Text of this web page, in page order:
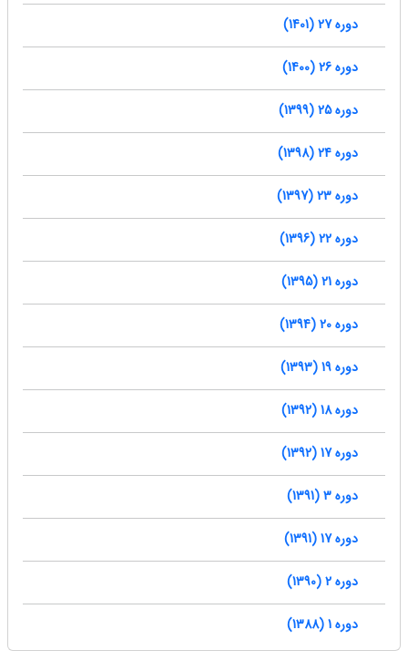
دوره 27 (1401)
دوره 26 (1400)
دوره 25 (1399)
دوره 24 (1398)
دوره 23 (1397)
دوره 22 (1396)
دوره 21 (1395)
دوره 20 (1394)
دوره 19 (1393)
دوره 18 (1392)
دوره 17 (1392)
دوره 3 (1391)
دوره 17 (1391)
دوره 2 (1390)
دوره 1 (1388)